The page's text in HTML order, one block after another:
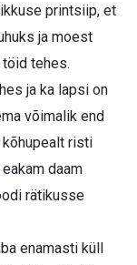
printsiip, et
ja moest
töid tehes.
ja ka lapsi on
võimalik end
risti
daam
rätikusse
enamasti küll